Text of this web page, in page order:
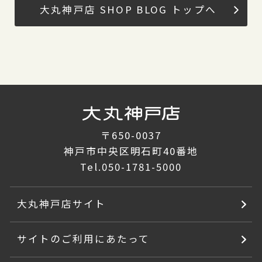
大丸神戸店 SHOP BLOG トップへ
〒650-0037
神戸市中央区明石町40番地
Tel.050-1781-5000
大丸神戸店サイト
サイトのご利用にあたって